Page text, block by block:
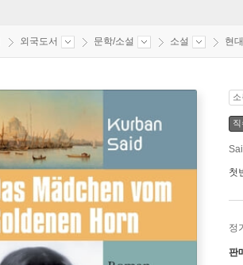
외국도서 문학/소설 소설 현
첫
정
판